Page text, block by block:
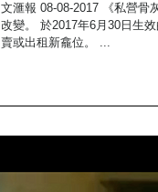
文滙報 08-08-2017 《私營骨灰安置所條例》最近生效，將會對這個過往百年都沒被規管的傳統行業的供應層面有重大
改變。 於2017年6月30日生
賣或出租新龕位。 ...